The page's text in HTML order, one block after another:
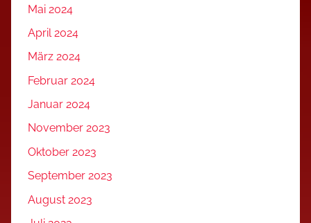
Mai 2024
April 2024
März 2024
Februar 2024
Januar 2024
November 2023
Oktober 2023
September 2023
August 2023